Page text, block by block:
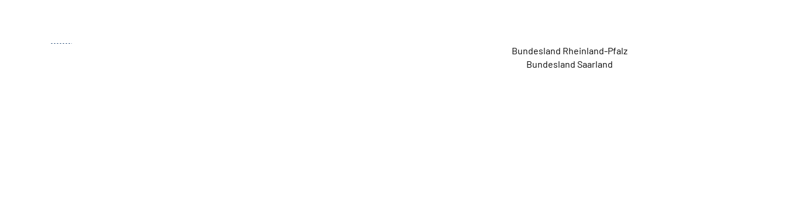
Bundesland Rheinland-Pfalz
Bundesland Saarland